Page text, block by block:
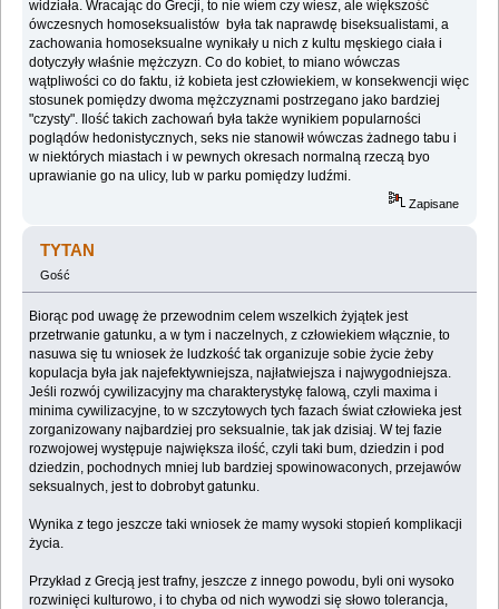
widziała. Wracając do Grecji, to nie wiem czy wiesz, ale większość
ówczesnych homoseksualistów była tak naprawdę biseksualistami, a
zachowania homoseksualne wynikały u nich z kultu męskiego ciała i
dotyczyły właśnie mężczyzn. Co do kobiet, to miano wówczas
wątpliwości co do faktu, iż kobieta jest człowiekiem, w konsekwencji więc
stosunek pomiędzy dwoma mężczyznami postrzegano jako bardziej
"czysty". Ilość takich zachowań była także wynikiem popularności
poglądów hedonistycznych, seks nie stanowił wówczas żadnego tabu i
w niektórych miastach i w pewnych okresach normalną rzeczą byo
uprawianie go na ulicy, lub w parku pomiędzy ludźmi.
Zapisane
TYTAN
Gość
Biorąc pod uwagę że przewodnim celem wszelkich żyjątek jest
przetrwanie gatunku, a w tym i naczelnych, z człowiekiem włącznie, to
nasuwa się tu wniosek że ludzkość tak organizuje sobie życie żeby
kopulacja była jak najefektywniejsza, najłatwiejsza i najwygodniejsza.
Jeśli rozwój cywilizacyjny ma charakterystykę falową, czyli maxima i
minima cywilizacyjne, to w szczytowych tych fazach świat człowieka jest
zorganizowany najbardziej pro seksualnie, tak jak dzisiaj. W tej fazie
rozwojowej występuje największa ilość, czyli taki bum, dziedzin i pod
dziedzin, pochodnych mniej lub bardziej spowinowaconych, przejawów
seksualnych, jest to dobrobyt gatunku.
Wynika z tego jeszcze taki wniosek że mamy wysoki stopień komplikacji
życia.
Przykład z Grecją jest trafny, jeszcze z innego powodu, byli oni wysoko
rozwinięci kulturowo, i to chyba od nich wywodzi się słowo tolerancja,